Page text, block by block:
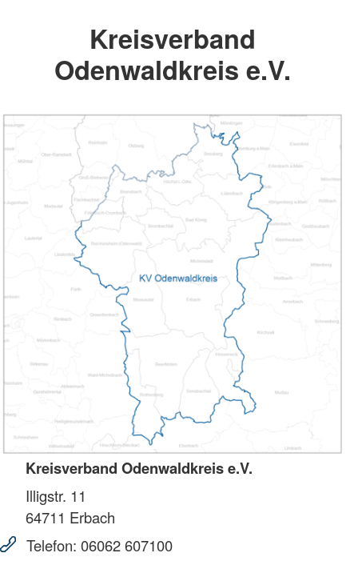
Kreisverband
Odenwaldkreis e.V.
Kreisverband Odenwaldkreis e.V.
Illigstr. 11
64711 Erbach
Telefon: 06062 607100